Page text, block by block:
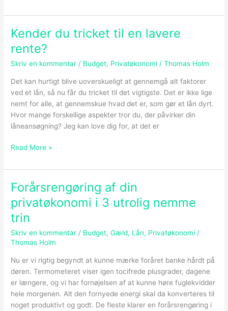
Kender du tricket til en lavere
rente?
Skriv en kommentar / Budget, Privatøkonomi /Thomas Holm
Det kan hurtigt blive uoverskueligt at gennemgå alt faktorer
ved et lån, så nu får du tricket til det vigtigste. Det er ikke lige
nemt for alle, at gennemskue hvad det er, som gør et lån dyrt.
Hvor mange forskellige aspekter tror du, der påvirker din
låneansøgning? Jeg kan love dig for, at det er
Kender
tricket
til
Read More »
Forårsrengøring af din
privatøkonomi i 3 utrolig nemme
trin
Skriv en kommentar / Budget,Gæld, Lån, Privatøkonomi /
Thomas Holm
Nu er vi rigtig begyndt at kunne mærke foråret banke hårdt på
døren. Termometeret viser igen tocifrede plusgrader, dagene
er længere, og vi har fornøjelsen af at kunne høre fuglekvidder
hele morgenen. Alt den fornyede energi skal da konverteres til
noget produktivt og godt. De fleste klarer en forårsrengøring i
Forårsrengøring
din
privatøkonomi
i
3
nemme
trin